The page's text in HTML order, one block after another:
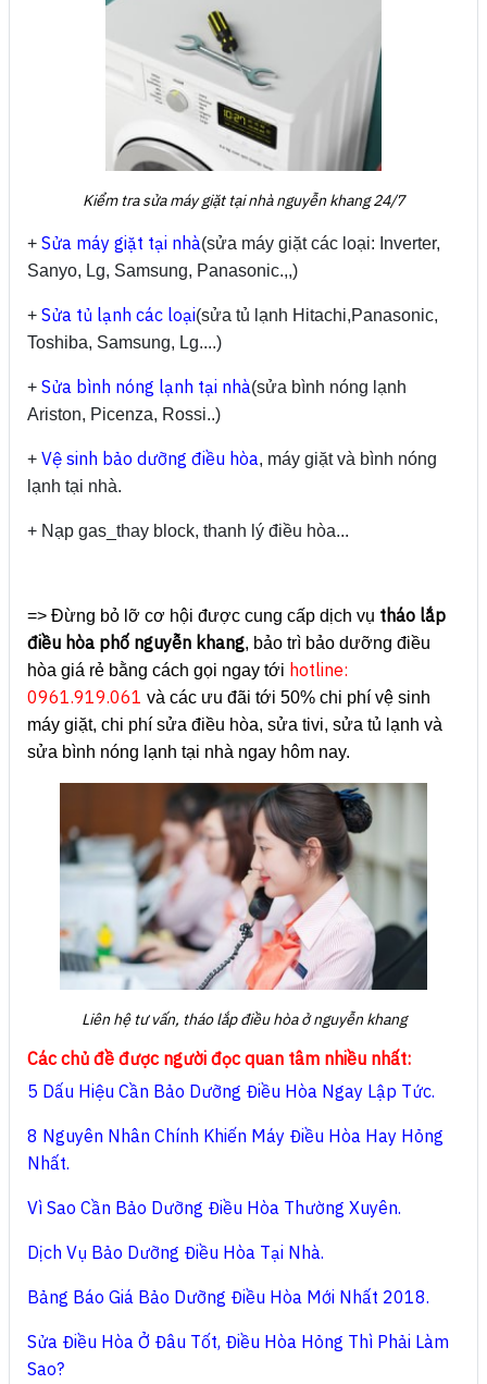
Kiểm tra sửa máy giặt tại nhà nguyễn khang 24/7
+ Sửa máy giặt tại nhà(sửa máy giặt các loại: Inverter,
Sanyo, Lg, Samsung, Panasonic.,,)
+ Sửa tủ lạnh các loại(sửa tủ lạnh Hitachi,Panasonic,
Toshiba, Samsung, Lg....)
+ Sửa bình nóng lạnh tại nhà(sửa bình nóng lạnh
Ariston, Picenza, Rossi..)
+ Vệ sinh bảo dưỡng điều hòa, máy giặt và bình nóng
lạnh tại nhà.
+ Nạp gas_thay block, thanh lý điều hòa...
=> Đừng bỏ lỡ cơ hội được cung cấp dịch vụ tháo lắp
điều hòa phố nguyễn khang, bảo trì bảo dưỡng điều
hòa giá rẻ bằng cách gọi ngay tới hotline:
0961.919.061 và các ưu đãi tới 50% chi phí vệ sinh
máy giặt, chi phí sửa điều hòa, sửa tivi, sửa tủ lạnh và
sửa bình nóng lạnh tại nhà ngay hôm nay.
Liên hệ tư vấn, tháo lắp điều hòa ở nguyễn khang
Các chủ đề được người đọc quan tâm nhiều nhất:
5 Dấu Hiệu Cần Bảo Dưỡng Điều Hòa Ngay Lập Tức.
8 Nguyên Nhân Chính Khiến Máy Điều Hòa Hay Hỏng
Nhất.
Vì Sao Cần Bảo Dưỡng Điều Hòa Thường Xuyên.
Dịch Vụ Bảo Dưỡng Điều Hòa Tại Nhà.
Bảng Báo Giá Bảo Dưỡng Điều Hòa Mới Nhất 2018.
Sửa Điều Hòa Ở Đâu Tốt, Điều Hòa Hỏng Thì Phải Làm
Sao?